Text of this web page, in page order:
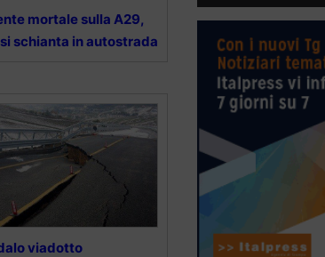
mortale sulla A29,
schianta in autostrada
viadotto